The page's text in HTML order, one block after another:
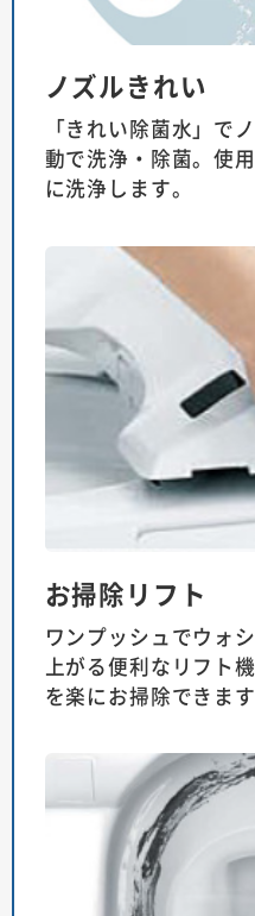
ノズルきれい
「きれい除菌水」で
動で洗浄・除菌。使
に洗浄します。
お掃除リフト
ワンプッシュでウォ
上がる便利なリフト
を楽にお掃除できます